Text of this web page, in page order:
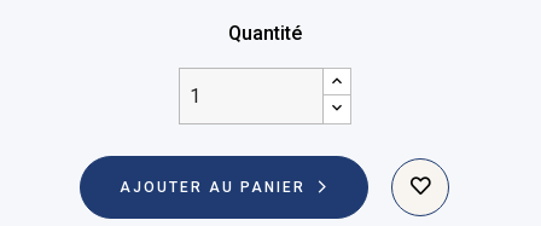
Quantité
AJOUTER AU PANIER